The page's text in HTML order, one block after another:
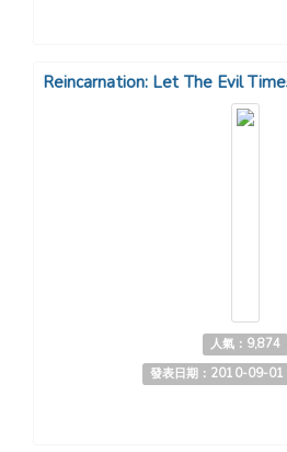
Reincarnation: Let The Evil
人氣：9,874
發表日期：2010-09-